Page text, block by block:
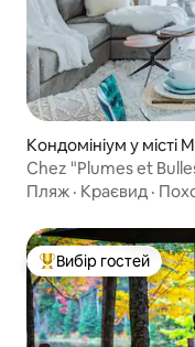
Кондомініум у місті
Chez "Plumes et
Пляж · Краєвид ·
Топ вибір гостей
Вибір гостей